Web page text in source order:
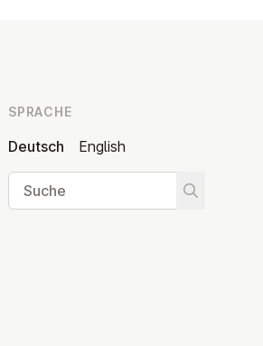
SPRACHE
Deutsch
English
Suche
Suche